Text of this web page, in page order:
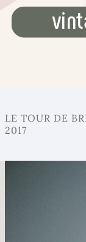
LE TOUR DE
2017